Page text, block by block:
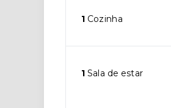
1 Cozinha
1 Sala de estar